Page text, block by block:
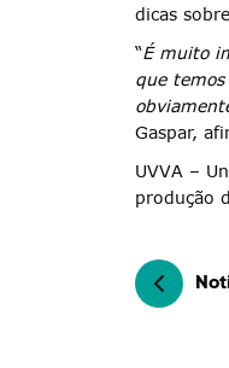
dicas
“É muito
que
Gaspar,
UVVA –
produção